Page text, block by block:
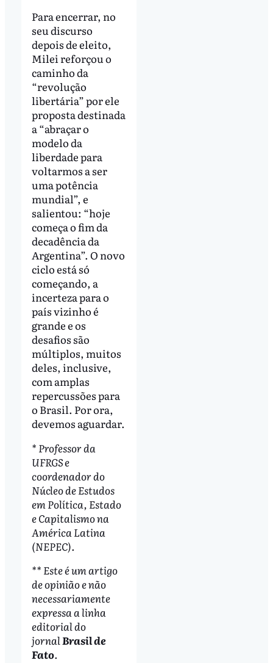
Para encerrar, no
seu discurso
depois de eleito,
Milei reforçou o
caminho da
“revolução
libertária” por ele
proposta destinada
a “abraçar o
modelo da
liberdade para
voltarmos a ser
uma potência
mundial”, e
salientou: “hoje
começa o fim da
decadência da
Argentina”. O novo
ciclo está só
começando, a
incerteza para o
país vizinho é
grande e os
desafios são
múltiplos, muitos
deles, inclusive,
com amplas
repercussões para
o Brasil. Por ora,
devemos aguardar.
* Professor da
UFRGS e
coordenador do
Núcleo de Estudos
em Política, Estado
e Capitalismo na
América Latina
(NEPEC).
** Este é um artigo
de opinião e não
necessariamente
expressa a linha
editorial do
jornalBrasil de
Fato.